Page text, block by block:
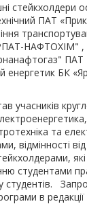
стейкхолдери
ПАТ
НАФТОХІМ" ,
енергетик БК
учасників
та
відмінності
студентами
студентів.
в редакції